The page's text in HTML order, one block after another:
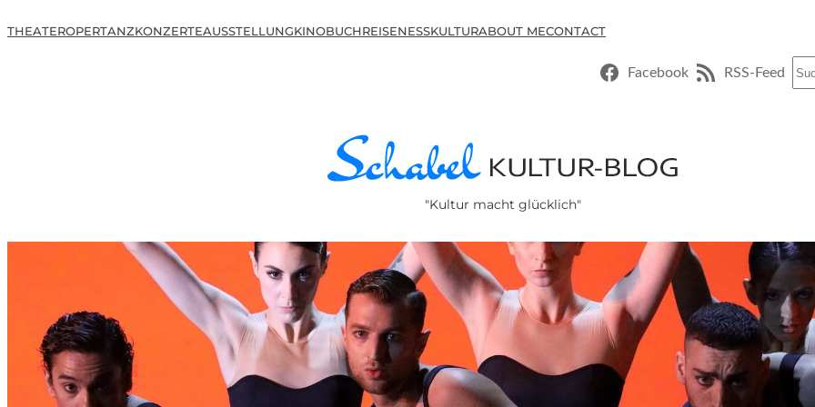
THEATEROPERTANZKONZERTEAUSSTELLUNGKINOBUCHREISENESSKULTURABOUT MECONTACT
Facebook RSS-Feed
"Kultur macht glücklich"